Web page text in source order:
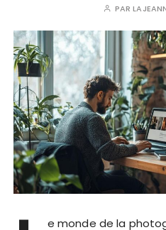
PAR
e monde de la